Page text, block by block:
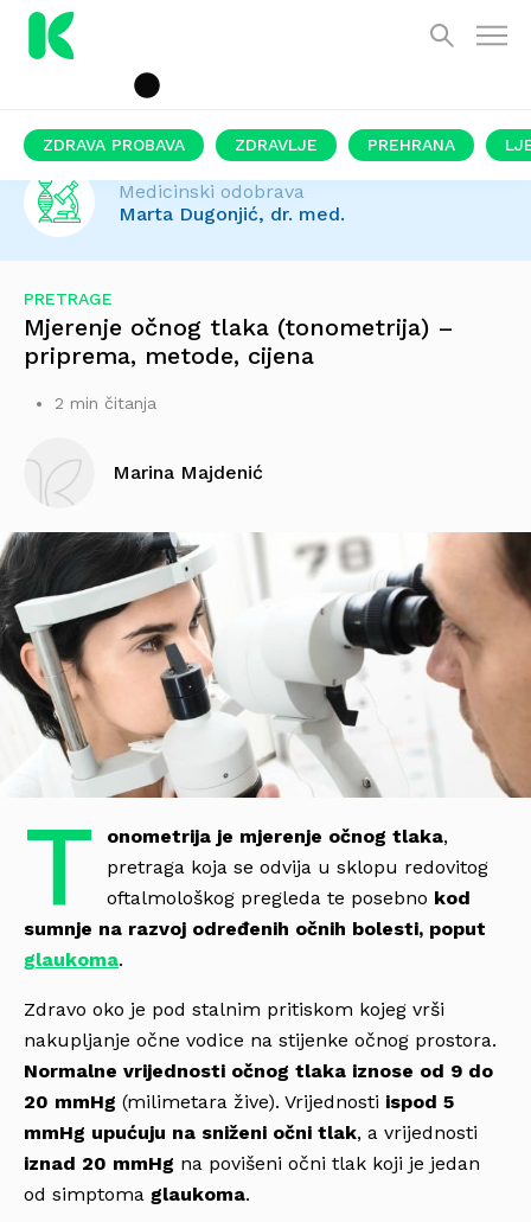
ZDRAVA PROBAVA ZDRAVLJE PREHRANA
Medicinski odobrava
Marta Dugonjić, dr. med.
PRETRAGE
Mjerenje očnog tlaka (tonometrija) –
priprema, metode, cijena
2 min čitanja
Marina Majdenić
T onometrija je mjerenje očnog tlaka,
pretraga koja se odvija u sklopu redovitog
oftalmološkog pregleda te posebno kod
sumnje na razvoj određenih očnih bolesti, poput
glaukoma.
Zdravo oko je pod stalnim pritiskom kojeg vrši
nakupljanje očne vodice na stijenke očnog prostora.
Normalne vrijednosti očnog tlaka iznose od 9 do
20 mmHg (milimetara žive). Vrijednosti ispod 5
mmHg upućuju na sniženi očni tlak, a vrijednosti
iznad 20 mmHg na povišeni očni tlak koji je jedan
od simptoma glaukoma.